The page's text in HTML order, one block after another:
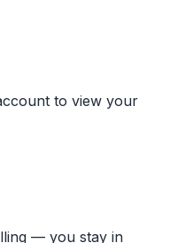
to view your
— you stay in